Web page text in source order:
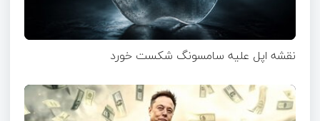
نقشه اپل علیه سامسونگ شکست خورد